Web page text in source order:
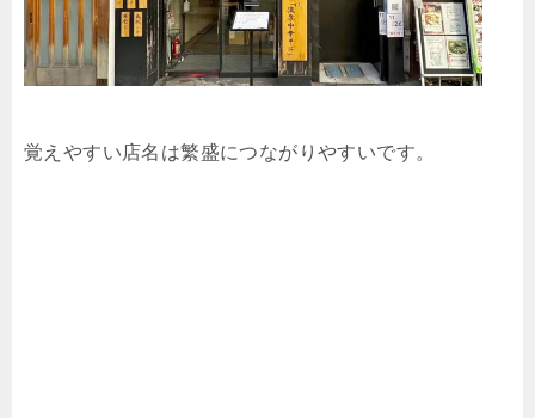
覚えやすい店名は繁盛につながりやすいです。